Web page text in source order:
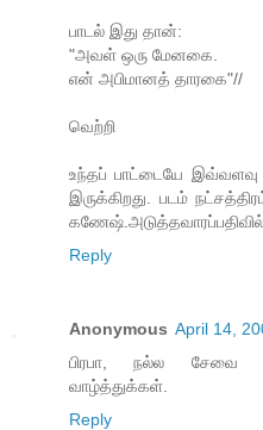
பாடல் இது தான்:
"அவள் ஒரு மேனகை.
என் அபிமானத் தாரகை"//
வெற்றி
உந்தப் பாட்டையே இவ்வளவு
இருக்கிறது. படம்
Reply
Anonymous April 14,
பிரபா, நல்ல சேவை
வாழ்த்துக்கள்.
Reply